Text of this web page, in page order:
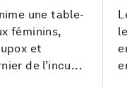
une table-
féminins,
et
de l’incu...